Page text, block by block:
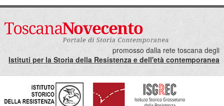
promosso dalla rete toscana degli
Istituti per la Storia della Resistenza e dell'età contemporanea